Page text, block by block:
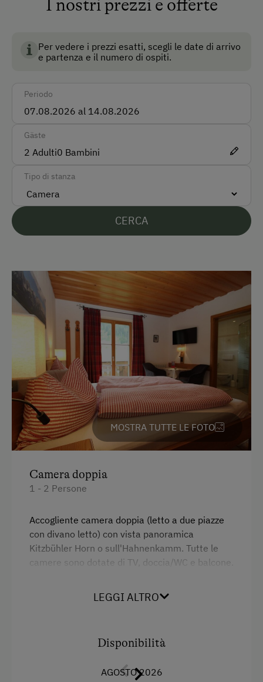
Macchina
Treno
Pagamento in contanti
Lingue parlate sul posto
In agriturismo
Giardino / prato
Giardino della casa
Prodotti fatti in casa
Offerte pacchetti vacanza
Servizi per bambini
Servizi per neonati e bambini
Bambini benvenuti
Giochi
Ristorazione
Pernottamento e colazione
Pattinaggio su ghiaccio
Percorsi da corsa
I nostri prezzi e offerte
Per vedere i prezzi esatti, scegli le date di arrivo
e partenza e il numero di ospiti.
Periodo
Gäste
2 Adulti0 Bambini
Tipo di stanza
CERCA
MOSTRA TUTTE LE FOTO
Camera doppia
1 - 2 Persone
Accogliente camera doppia (letto a due piazze
con divano letto) con vista panoramica
Kitzbühler Horn o sull'Hahnenkamm. Tutte le
camere sono dotate di TV, doccia/WC e balcone.
LEGGI ALTRO
Disponibilità
AGOSTO 2026